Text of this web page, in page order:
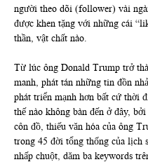
người theo dõi (follower) vài
được khen tặng với những cái
thần, vật chất nào.
Từ lúc ông Donald Trump trở
manh, phát tán những tin đồn
phát triển mạnh hơn bất cứ thời
thế nào không bàn đến ở đây,
côn đồ, thiếu văn hóa của ông
trong 45 đời tổng thống của lịch
nhấp chuột, dăm ba keywords